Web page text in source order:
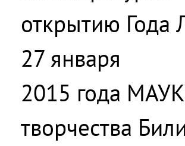
открытию Года
27 января
2015 года
творчества